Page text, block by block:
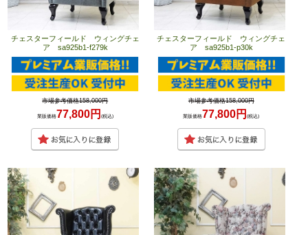
チェスターフィールド ウィングチェ
ア sa925b1-f279k
市場参考価格158,000円
業販価格77,800円 (税込)
チェスターフィールド ウィングチェ
ア sa925b1-p30k
市場参考価格158,000円
業販価格77,800円(税込)